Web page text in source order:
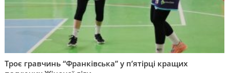
Троє гравчинь “Франківська” у п’ятірці кращих